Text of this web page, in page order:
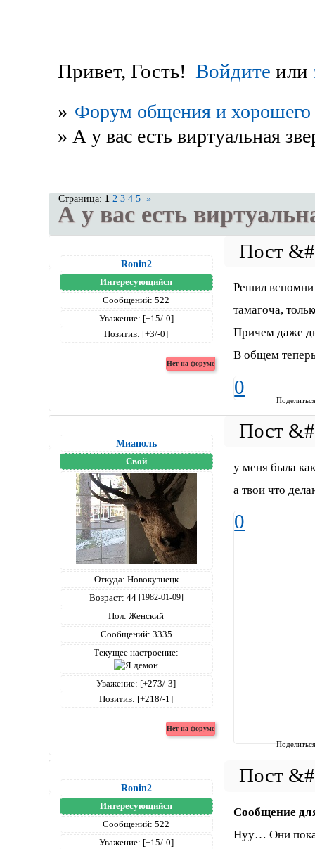
Привет, Гость! Войдите или
» Форум общения и хорошего
» А у вас есть виртуальная
А у вас есть
Страница: 1 2 3 4 5 »
Ronin2
Интересующийся
Сообщений: 522
Уважение: [+15/-0]
Позитив: [+3/-0]
Решил
тамагоча,
Причем даже
В общем
0
Миаполь
Свой
Откуда: Новокузнецк
Возраст: 44 [1982-01-09]
Пол: Женский
Сообщений: 3335
Текущее настроение:
Уважение: [+273/-3]
Позитив: [+218/-1]
у меня была
а твои что
0
Ronin2
Интересующийся
Сообщений: 522
Уважение: [+15/-0]
Сообщение
Нуу… Они пока